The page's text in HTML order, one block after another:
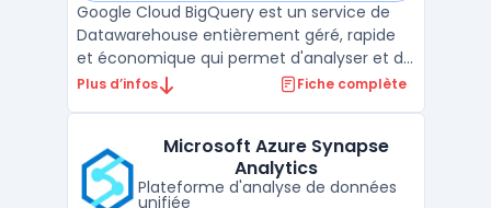
Google Cloud BigQuery est un service de
Datawarehouse entièrement géré, rapide
et économique qui permet d'analyser et de
traiter des quantités massives de données
la compression automatique et
l'optimisation de requêtes perm ...
Plus d’infos Fiche complète
Microsoft Azure Synapse
Analytics
Plateforme d'analyse de données
unifiée